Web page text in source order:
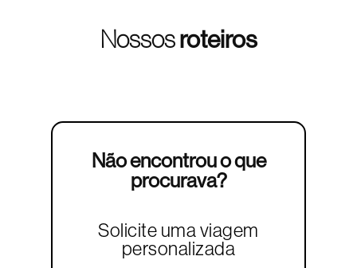
Nossosroteiros
Não encontrou o que
procurava?
Solicite uma viagem
personalizada